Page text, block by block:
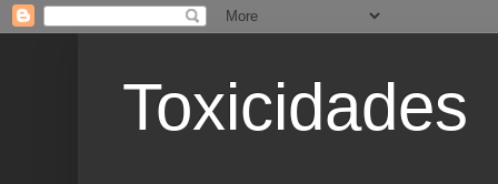
Toxicidades